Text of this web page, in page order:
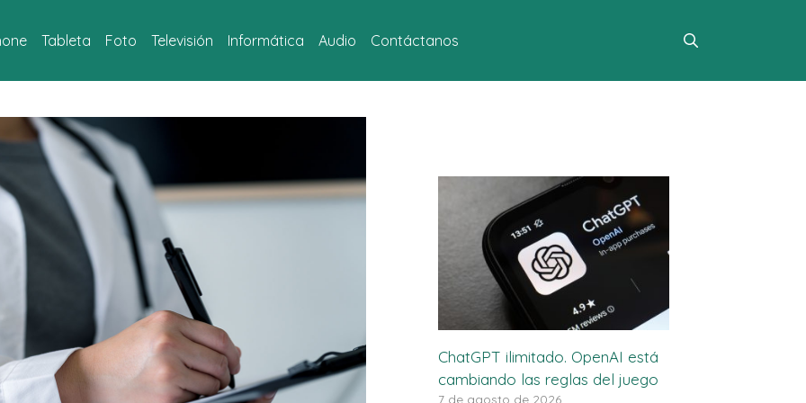
Tableta Foto Televisión Informática Audio Contáctanos
ChatGPT ilimitado. OpenAI está
cambiando las reglas del juego
7 de agosto de 2026